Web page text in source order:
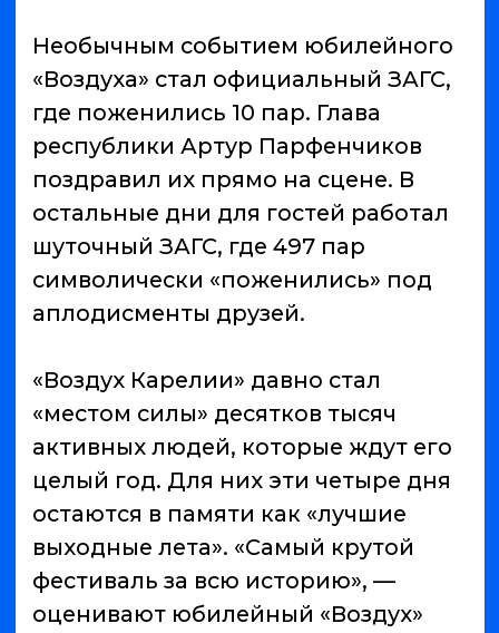
Мазуровский.
Будет ли фестиваль в следующем
году — главный вопрос, который
волнует всех. Глава республики
Карелия Артур Парфенчиков со
сцены юбилейного «Воздуха
Воздуху – быть! Он стал
неотъемлемой частью культурной
жизни региона, и мы приложим все
развивался».
Content Oriented Web
Make great presentations, longreads, and landing pages, as well as
photo stories, blogs, lookbooks, and all other kinds of content oriented